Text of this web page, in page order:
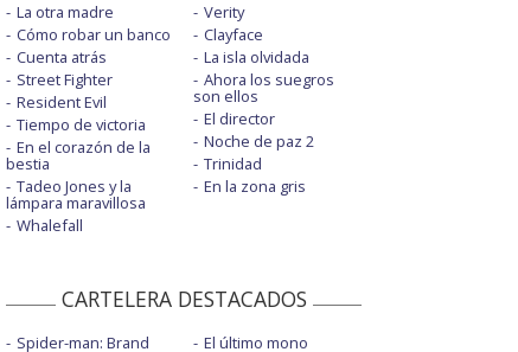
La otra madre
Cómo robar un banco
Cuenta atrás
Street Fighter
Resident Evil
Tiempo de victoria
En el corazón de la
bestia
Tadeo Jones y la
lámpara maravillosa
Whalefall
Verity
Clayface
La isla olvidada
Ahora los suegros
son ellos
El director
Noche de paz 2
Trinidad
En la zona gris
CARTELERA DESTACADOS
Spider-man: Brand
El último mono